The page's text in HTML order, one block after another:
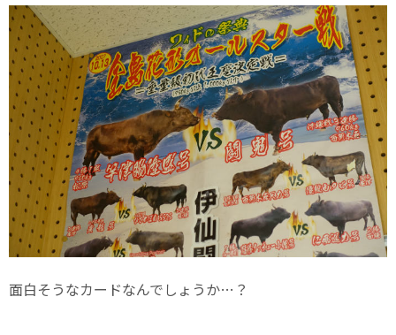
面白そうなカードなんでしょうか…？